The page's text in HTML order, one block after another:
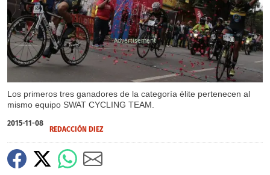
Los primeros tres ganadores de la categoría élite pertenecen al
mismo equipo SWAT CYCLING TEAM.
X
2015-11-08
REDACCIÓN DIEZ